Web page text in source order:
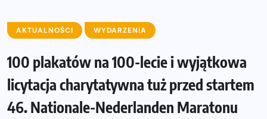
AKTUALNOŚCI WYDARZENIA
100 plakatów na 100-lecie i wyjątkowa
licytacja charytatywna tuż przed startem
46. Nationale-Nederlanden Maratonu